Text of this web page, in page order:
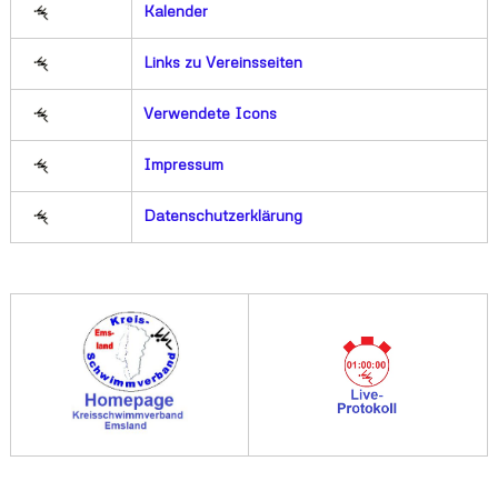
Kalender
Links zu Vereinsseiten
Verwendete Icons
Impressum
Datenschutzerklärung